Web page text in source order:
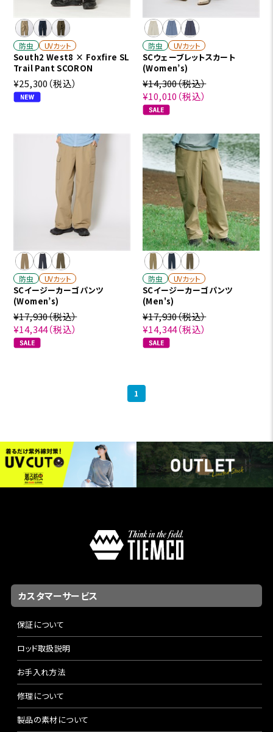
防虫 UVカット
South2 West8 × Foxfire SL
Trail Pant SCORON
¥25,300 （税込）
防虫 UVカット
SCウェーブレットスカート
(Women’s)
¥14,300（税込）
¥10,010 （税込）
防虫 UVカット
SCイージーカーゴパンツ
(Women’s)
¥17,930（税込）
¥14,344（税込）
防虫 UVカット
SCイージーカーゴパンツ
(Men's)
¥17,930（税込）
¥14,344（税込）
1
カスタマーサービス
保証について
ロッド取扱説明
お手入れ方法
修理について
製品の素材について